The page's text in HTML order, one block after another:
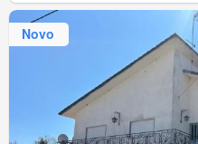
Novo